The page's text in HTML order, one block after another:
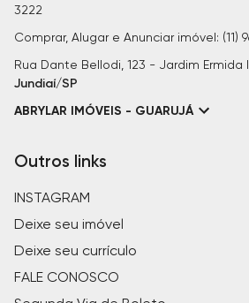
3222
Comprar, Alugar e Anunciar imóvel: (11)
Rua Dante Bellodi, 123 - Jardim Ermida
Jundiaí/SP
ABRYLAR IMÓVEIS - GUARUJÁ
Outros links
INSTAGRAM
Deixe seu imóvel
Deixe seu currículo
FALE CONOSCO